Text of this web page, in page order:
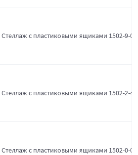
Стеллаж с пластиковыми ящиками 1502-9-0-
Стеллаж с пластиковыми ящиками 1502-2-4-
Стеллаж с пластиковыми ящиками 1502-0-0-